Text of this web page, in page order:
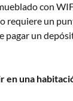
con
requiere un
pagar un
en una